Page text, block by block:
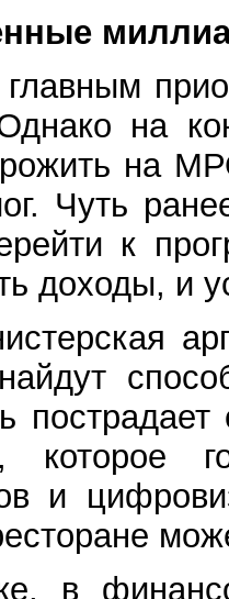
на
на
Чуть
к
доходы, и
которое
и
в